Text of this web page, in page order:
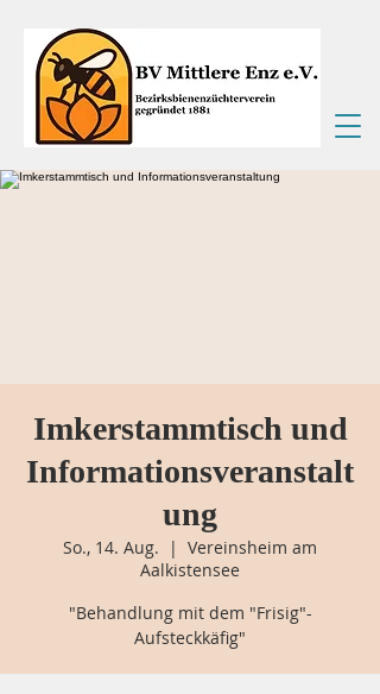
Imkerstammtisch und
Informationsveranstalt
ung
So., 14. Aug.
  |
Vereinsheim am
Aalkistensee
"Behandlung mit dem "Frisig"-
Aufsteckkäfig"